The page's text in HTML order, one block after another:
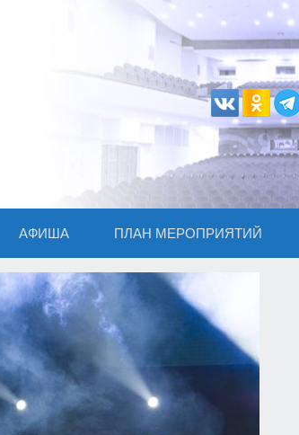
АФИША ПЛАН МЕРОПРИЯТИЙ